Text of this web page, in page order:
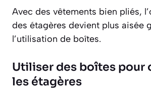
Avec des vêtements bien pliés,
des étagères devient plus aisée
l’utilisation de boîtes.
Utiliser des boîtes pour
les étagères